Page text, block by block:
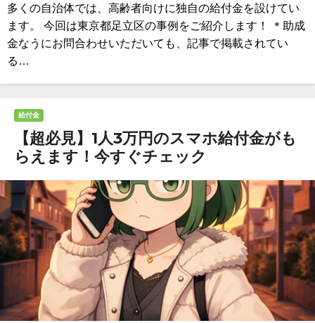
多くの自治体では、高齢者向けに独自の給付金を設けてい
ます。 今回は東京都足立区の事例をご紹介します！ ＊助成
金なうにお問合わせいただいても、記事で掲載されてい
る…
給付金
【超必見】1人3万円のスマホ給付金がも
らえます！今すぐチェック